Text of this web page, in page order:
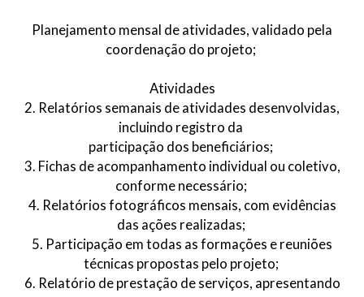
Planejamento mensal de atividades, validado pela
coordenação do projeto;
Atividades
2. Relatórios semanais de atividades desenvolvidas,
incluindo registro da
participação dos beneficiários;
3. Fichas de acompanhamento individual ou coletivo,
conforme necessário;
4. Relatórios fotográficos mensais, com evidências
das ações realizadas;
5. Participação em todas as formações e reuniões
técnicas propostas pelo projeto;
6. Relatório de prestação de serviços, apresentando